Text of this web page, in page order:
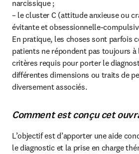
narcissique ;
– le cluster C (attitude anxieuse ou
évitante et obsessionnelle-
En pratique, les choses sont parfois
patients ne répondent pas toujours à
critères requis pour porter le
différentes dimensions ou traits de
diversement associés.
Comment est conçu cet
L’objectif est d’apporter une aide
le diagnostic et la prise en charge